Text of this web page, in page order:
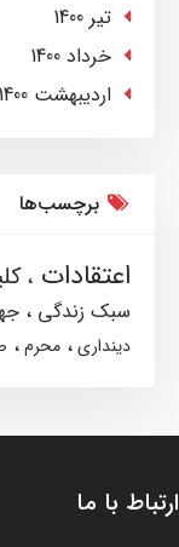
تير 1400
خرداد 1400
ارديبهشت 1400
برچسب‌ها
اعتقادات
سبک زندگی
دینداری
محرم
ارتباط با ما